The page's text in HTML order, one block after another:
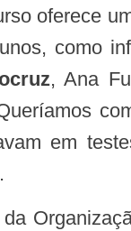
como
, Ana
em